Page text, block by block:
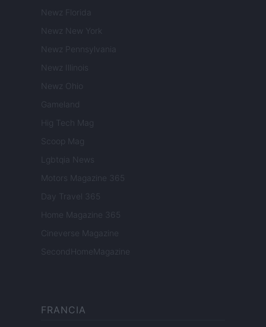
Newz Florida
Newz New York
Newz Pennsylvania
Newz Illinois
Newz Ohio
Gameland
Hig Tech Mag
Scoop Mag
Lgbtqia News
Motors Magazine 365
Day Travel 365
Home Magazine 365
Cineverse Magazine
SecondHomeMagazine
FRANCIA